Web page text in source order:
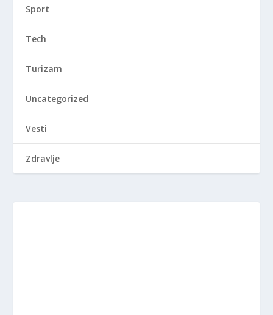
Sport
Tech
Turizam
Uncategorized
Vesti
Zdravlje